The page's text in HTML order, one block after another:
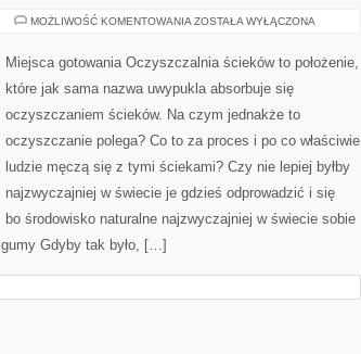
MOŻLIWOŚĆ KOMENTOWANIA ŚCIEKI
ZOSTAŁA WYŁĄCZONA
Miejsca gotowania Oczyszczalnia ścieków to położenie,
które jak sama nazwa uwypukla absorbuje się
oczyszczaniem ścieków. Na czym jednakże to
oczyszczanie polega? Co to za proces i po co właściwie
ludzie męczą się z tymi ściekami? Czy nie lepiej byłby
najzwyczajniej w świecie je gdzieś odprowadzić i się
środowisko naturalne najzwyczajniej w świecie sobie
Gdyby tak było, […]